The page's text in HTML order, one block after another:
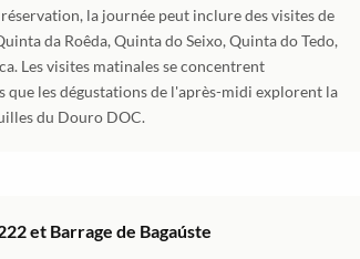
la journée peut inclure des visites de
da Roêda, Quinta do Seixo, Quinta do Tedo,
Les visites matinales se concentrent
que les dégustations de l'après-midi explorent la
du Douro DOC.
et Barrage de Bagaúste